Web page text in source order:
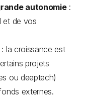
autonomie:
et de vos
la croissance est
projets
ou deeptech)
externes.